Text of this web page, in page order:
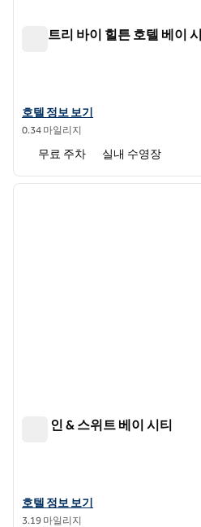
더블트리 바이 힐튼 호텔 베이
더블트리 바이 힐튼 호텔 베이 시티 -
호텔 정보 보기
0.34 마일리지
무료 주차 실내 수영장
1/12
햄튼 인 & 스위트 베이 시티
햄튼 인 & 스위트 베이 시티의 호텔 정
호텔 정보 보기
3.19 마일리지